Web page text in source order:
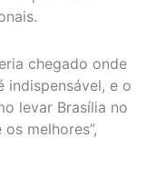
chegado onde
indispensável, e o
levar Brasília no
melhores”,